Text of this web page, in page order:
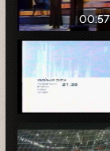
00:57